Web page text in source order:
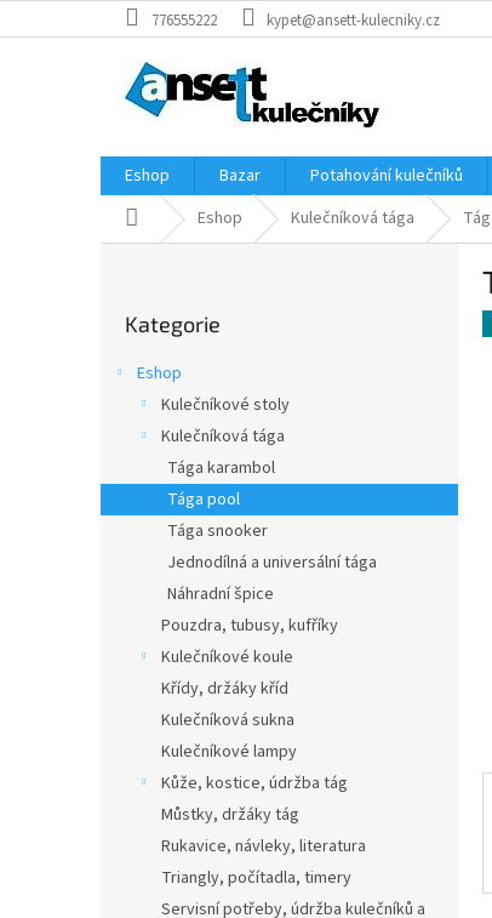
na
776555222 kypet@ansett-kulecniky.cz
Eshop Bazar Potahování kulečníků
Domů Eshop Kulečníková tága
a
kategorie
Kategorie
Eshop
Kulečníkové stoly
Kulečníková tága
Tága karambol
Tága pool
Tága snooker
Jednodílná a universální tága
Náhradní špice
Pouzdra, tubusy, kufříky
Kulečníkové koule
Křídy, držáky kříd
Kulečníková sukna
Kulečníkové lampy
Kůže, kostice, údržba tág
Můstky, držáky tág
Rukavice, návleky, literatura
Triangly, počítadla, timery
Servisní potřeby, údržba kulečníků a